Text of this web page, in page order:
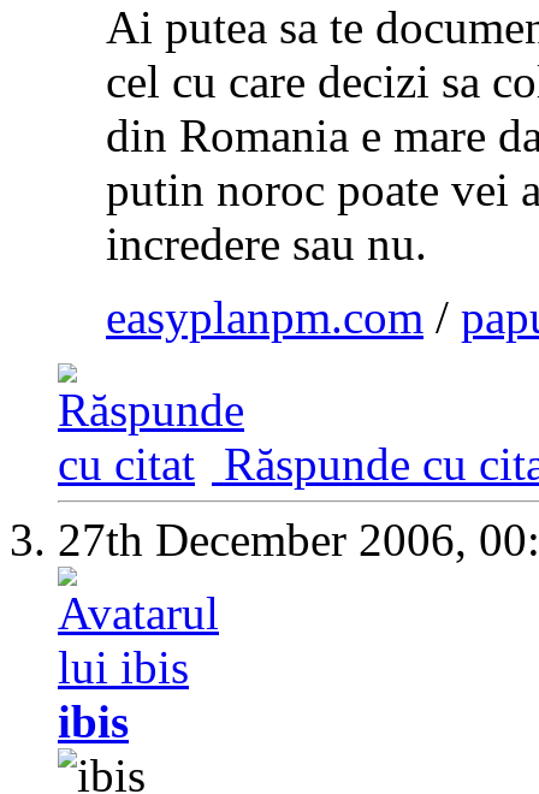
Ai putea sa te
cel cu care decizi sa
din Romania e mare
putin noroc poate vei
incredere sau nu.
easyplanpm.com /
Răspunde cu
27th December 2006,
ibis